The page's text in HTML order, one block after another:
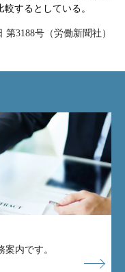
するとしている。
3188号（労働新聞社）
内です。